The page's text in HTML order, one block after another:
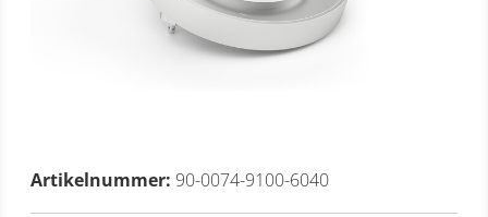
Artikelnummer: 90-0074-9100-6040